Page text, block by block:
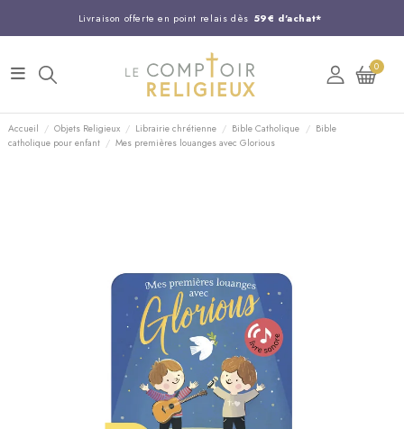
Livraison offerte en point relais dès 59€ d'achat*
Entreprise Française familiale
Support client disponible au 03 20 24 74 15
Commandez avant 14H, expédition le jour même !
0
Accueil Objets Religieux Librairie chrétienne Bible Catholique
Bible
catholique pour enfant
Mes premières louanges avec Glorious